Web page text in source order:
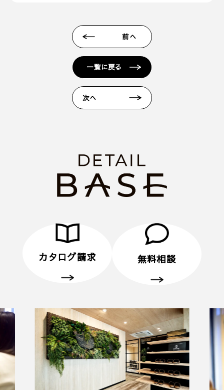
います。 ＊各キャリア、ご利用機種ごとの詳しい設
定方法等は各キャリアへお問い合わせください。
■ 来場予約からプレゼントまでの流れ
1. 当フォームからご予約いただきます。
2. 当日ご来場いただきます。
3. 弊社のアンケートにご記入いただきます。その際
■ その他、プレゼントに関する注意事項
・初めてディテールホームグループにご来場いただ
く方のみ対象とさせていだきます。
・プレゼントは、1名様（1家族様）1回限りとさせ
・未成年者様のみのご来場は対象外とさせていただ
■ 個人情報の取り扱いについて
・ご入力いただきました情報は「プライバシーポリ
」に従って取り扱われます。
前へ
一覧に戻る
次へ
カタログ請求 無料相談